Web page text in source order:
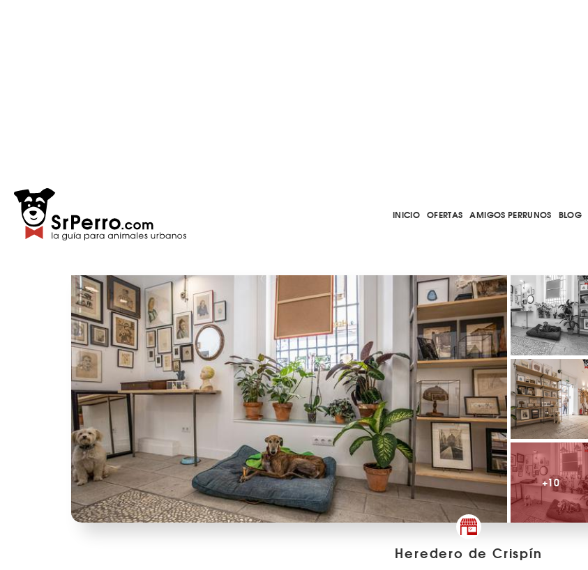
INICIO OFERTAS AMIGOS PERRUNOS BLOG
+10
Heredero de Crispín